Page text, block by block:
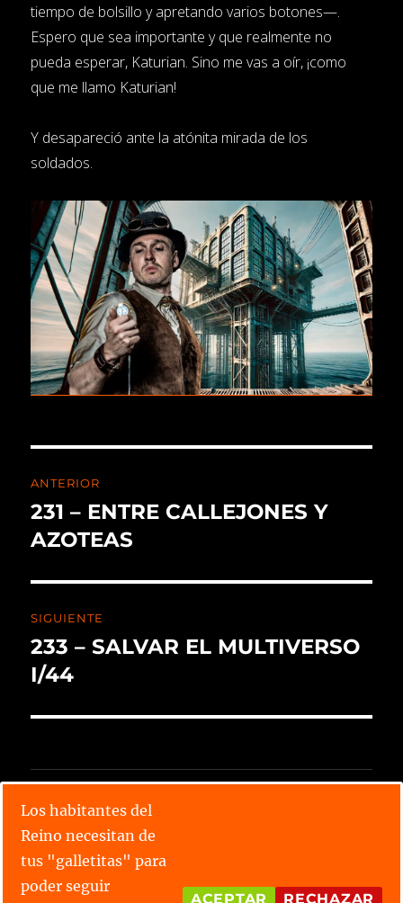
tiempo de bolsillo y apretando varios botones—.
Espero que sea importante y que realmente no
pueda esperar, Katurian. Sino me vas a oír, ¡como
que me llamo Katurian!
Y desapareció ante la atónita mirada de los
soldados.
ANTERIOR
231 – ENTRE CALLEJONES Y
AZOTEAS
SIGUIENTE
233 – SALVAR EL MULTIVERSO
I/44
Lee todos los relatos
Conoce las parejas
Los habitantes del
Reino necesitan de
tus "galletitas" para
poder seguir
ACEPTAR RECHAZAR